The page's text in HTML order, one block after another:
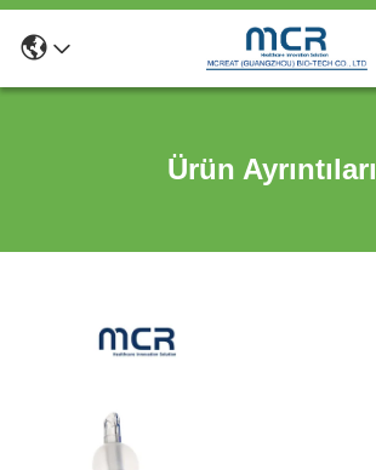
Ürün Ayrıntıları